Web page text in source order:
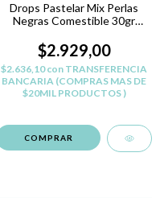
Drops Pastelar Mix Perlas
Negras Comestible 30gr
$2.929,00
$2.636,10con TRANSFERENCIA
BANCARIA (COMPRAS MAS DE
$20MIL PRODUCTOS )